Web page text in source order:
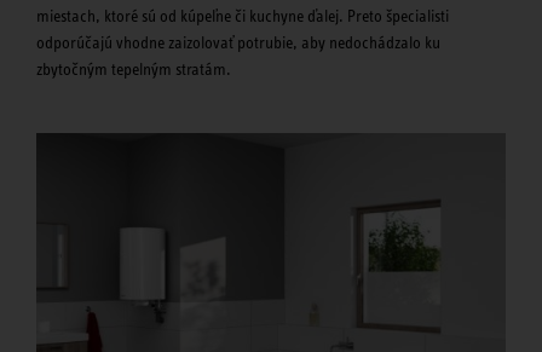
miestach, ktoré sú od kúpeľne či kuchyne ďalej. Preto špecialisti
odporúčajú vhodne zaizolovať potrubie, aby nedochádzalo ku
zbytočným tepelným stratám.